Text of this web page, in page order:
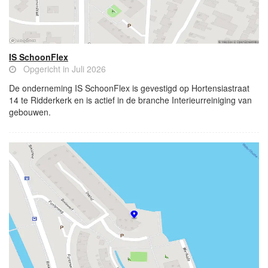
IS SchoonFlex
Opgericht in Juli 2026
De onderneming IS SchoonFlex is gevestigd op Hortensiastraat
14 te Ridderkerk en is actief in de branche Interieurreiniging van
gebouwen.